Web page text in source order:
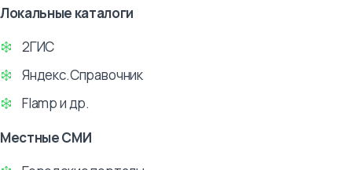
Локальные каталоги
2ГИС
Яндекс.Справочник
Flamp и др.
Местные СМИ